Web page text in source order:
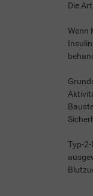
Die
Wenn
Typ-